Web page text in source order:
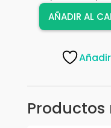
EJE
cantidad
AÑADIR AL